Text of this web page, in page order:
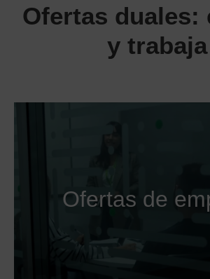
Ofertas duales:
y trabaja
Ofertas de